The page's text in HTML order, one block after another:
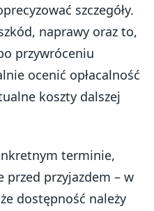
szczegóły.
naprawy oraz to,
przywróceniu
ocenić opłacalność
koszty dalszej
terminie,
przyjazdem – w
dostępność należy